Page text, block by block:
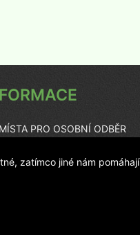
MÍSTA PRO OSOBNÍ ODBĚR
ČASTO KLADENÉ OTÁZKY
zatímco jiné nám pomáhají